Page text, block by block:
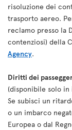
risoluzione dei
trasporto aereo.
reclamo presso la
contenziosi) della
Agency.
Diritti dei
(disponibile solo in
Se subisci un
o un imbarco
Europea o dal